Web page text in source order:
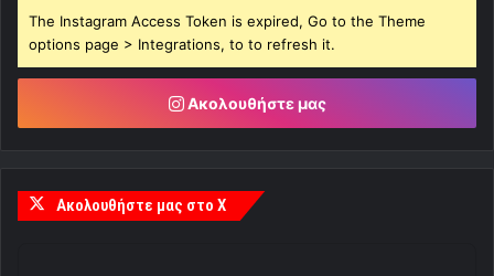
The Instagram Access Token is expired, Go to the Theme
options page > Integrations, to to refresh it.
Ακολουθήστε μας
Ακολουθήστε μας στο X